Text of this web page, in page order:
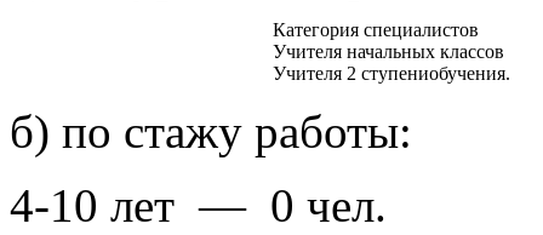
Категория специалистов
Учителя начальных классов
Учителя 2 ступениобучения.
б) по стажу работы:
4-10 лет — 0 чел.